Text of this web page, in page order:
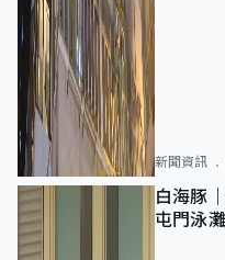
新聞資訊
白海豚
屯門泳